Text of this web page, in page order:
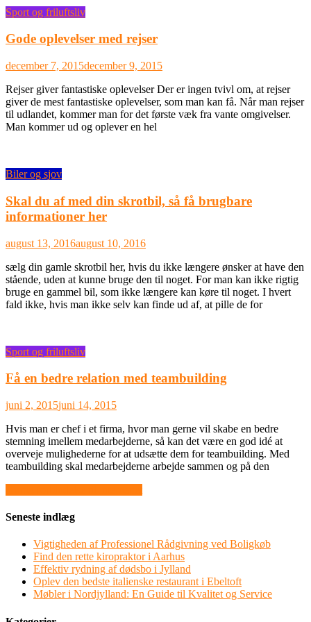
Sport og friluftsliv
Gode oplevelser med rejser
december 7, 2015december 9, 2015
Rejser giver fantastiske oplevelser Der er ingen tvivl om, at rejser
giver de mest fantastiske oplevelser, som man kan få. Når man rejser
til udlandet, kommer man for det første væk fra vante omgivelser.
Man kommer ud og oplever en hel
Biler og sjov
Skal du af med din skrotbil, så få brugbare
informationer her
august 13, 2016august 10, 2016
sælg din gamle skrotbil her, hvis du ikke længere ønsker at have den
stående, uden at kunne bruge den til noget. For man kan ikke rigtig
bruge en gammel bil, som ikke længere kan køre til noget. I hvert
fald ikke, hvis man ikke selv kan finde ud af, at pille de for
Sport og friluftsliv
Få en bedre relation med teambuilding
juni 2, 2015juni 14, 2015
Hvis man er chef i et firma, hvor man gerne vil skabe en bedre
stemning imellem medarbejderne, så kan det være en god idé at
overveje mulighederne for at udsætte dem for teambuilding. Med
teambuilding skal medarbejderne arbejde sammen og på den
Indlægsnavigation
Seneste indlæg
Vigtigheden af Professionel Rådgivning ved Boligkøb
Find den rette kiropraktor i Aarhus
Effektiv rydning af dødsbo i Jylland
Oplev den bedste italienske restaurant i Ebeltoft
Møbler i Nordjylland: En Guide til Kvalitet og Service